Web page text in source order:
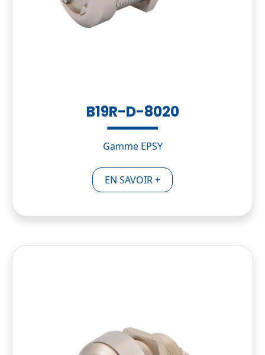
B19R-D-8020
Gamme EPSY
EN SAVOIR +